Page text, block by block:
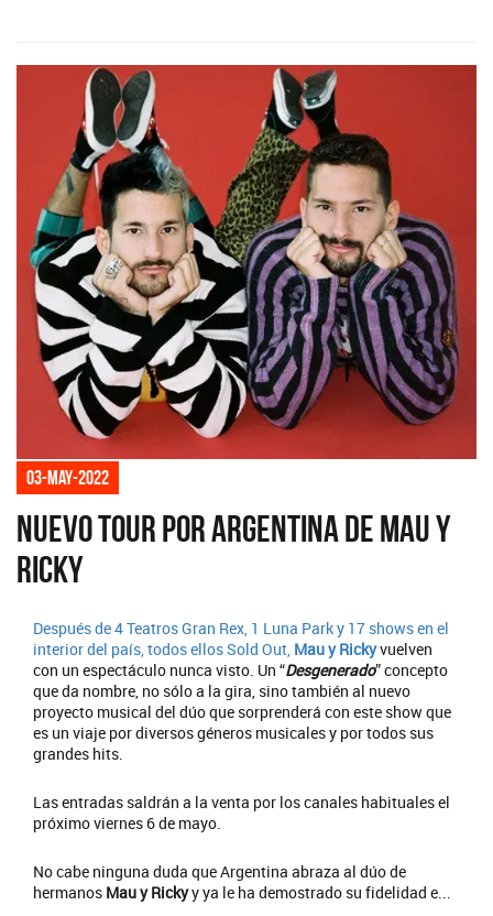
03-may-2022
Nuevo tour por Argentina de Mau y
Ricky
Después de 4 Teatros Gran Rex, 1 Luna Park y 17 shows en el
interior del país, todos ellos Sold Out, Mau y Rickyvuelven
con un espectáculo nunca visto. Un “Desgenerado” concepto
que da nombre, no sólo a la gira, sino también al nuevo
proyecto musical del dúo que sorprenderá con este show que
es un viaje por diversos géneros musicales y por todos sus
grandes hits.
Las entradas saldrán a la venta por los canales habituales el
próximo viernes 6 de mayo.
No cabe ninguna duda que Argentina abraza al dúo de
hermanos Mau y Rickyy ya le ha demostrado su fidelidad e...